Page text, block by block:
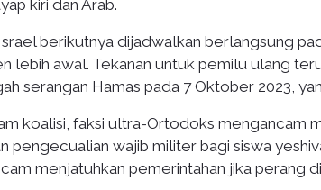
kiri dan Arab.
berikutnya dijadwalkan berlangsung
lebih awal. Tekanan untuk pemilu ulang
serangan Hamas pada 7 Oktober 2023,
koalisi, faksi ultra-Ortodoks mengancam
pengecualian wajib militer bagi siswa
menjatuhkan pemerintahan jika perang